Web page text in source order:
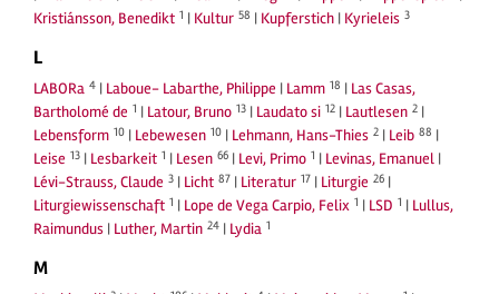
Kristiánsson, Benedikt 1 | Kultur 58 | Kupferstich | Kyrieleis 3
L
LABORa 4 | Laboue- Labarthe, Philippe | Lamm 18 | Las Casas,
Bartholomé de 1 | Latour, Bruno 13 | Laudato si 12 | Lautlesen 2 |
Lebensform 10 | Lebewesen 10 | Lehmann, Hans-Thies 2 | Leib 88 |
Leise 13 | Lesbarkeit 1 | Lesen 66 | Levi, Primo 1 | Levinas, Emanuel |
Lévi-Strauss, Claude 3 | Licht 87 | Literatur 17 | Liturgie 26 |
Liturgiewissenschaft 1 | Lope de Vega Carpio, Felix 1 | LSD 1 | Lullus,
Raimundus | Luther, Martin 24 | Lydia 1
M